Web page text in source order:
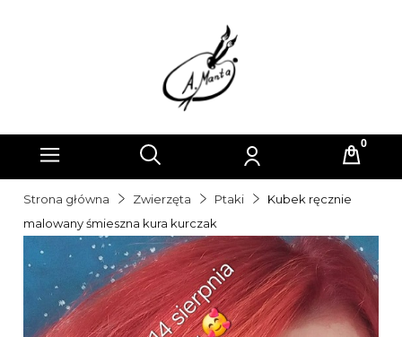
Strona główna Zwierzęta Ptaki
Kubek ręcznie
malowany śmieszna kura kurczak